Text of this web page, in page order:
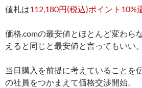
値札は112,180円(税込)ポイント10%
価格.comの最安値とほとんど変わら
えると同じと最安値と言ってもいい。
当日購入を前提に考えていることを
の社員をつかまえて価格交渉開始。